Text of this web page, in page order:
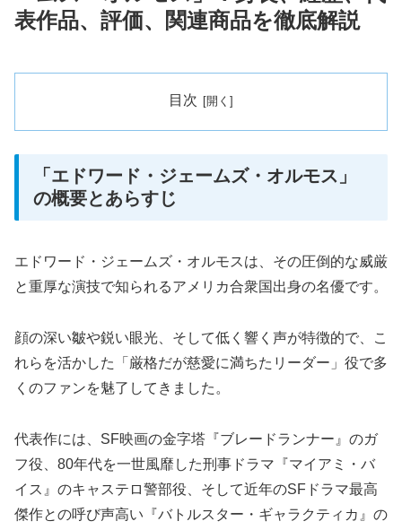
表作品、評価、関連商品を徹底解説
目次
「エドワード・ジェームズ・オルモス」
の概要とあらすじ
エドワード・ジェームズ・オルモスは、その圧倒的な威厳
と重厚な演技で知られるアメリカ合衆国出身の名優です。
顔の深い皺や鋭い眼光、そして低く響く声が特徴的で、こ
れらを活かした「厳格だが慈愛に満ちたリーダー」役で多
くのファンを魅了してきました。
代表作には、SF映画の金字塔『ブレードランナー』のガ
フ役、80年代を一世風靡した刑事ドラマ『マイアミ・バ
イス』のキャステロ警部役、そして近年のSFドラマ最高
傑作との呼び声高い『バトルスター・ギャラクティカ』の